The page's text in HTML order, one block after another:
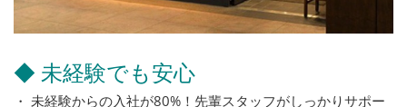
◆ 未経験でも安心
・ 未経験からの入社が80%！先輩スタッフがしっかりサポー